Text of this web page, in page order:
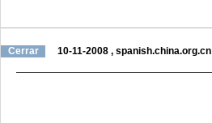
Cerrar 10-11-2008 , spanish.china.org.cn